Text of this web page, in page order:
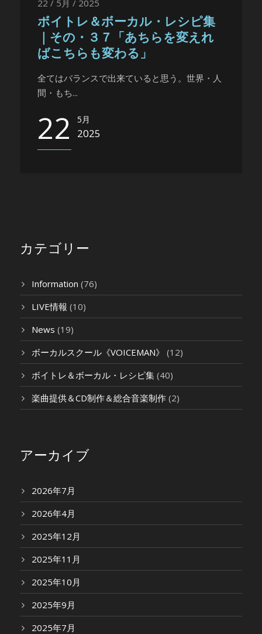
22 / 5月 / 2025
ボイトレ＆ボーカル・レシピ集
｜その・３７「あちらを変えれ
ばこちらも変わる」
全てはバランスで出来ていると思う。世界・人
間・もち...
22 5月
2025
カテゴリー
Information (76)
LIVE情報 (10)
News (19)
ボーカルスクール《VOICEMAN》 (12)
ボイトレ＆ボーカル・レシピ集 (40)
楽曲提供＆CD制作＆総合音楽制作 (2)
アーカイブ
2026年7月
2026年4月
2025年12月
2025年11月
2025年10月
2025年9月
2025年7月